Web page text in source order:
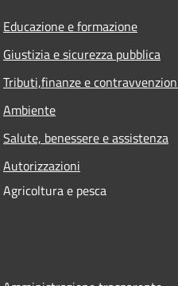
Educazione e formazione
Giustizia e sicurezza pubblica
Tributi,finanze e
Ambiente
Salute, benessere e assistenza
Autorizzazioni
Agricoltura e pesca